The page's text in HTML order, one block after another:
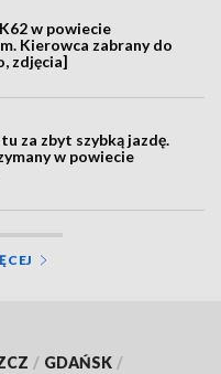
w powiecie
Kierowca zabrany do
zdjęcia]
za zbyt szybką jazdę.
w powiecie
/ GDAŃSK /